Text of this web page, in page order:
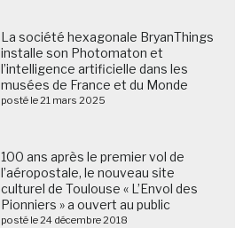
La société hexagonale BryanThings
installe son Photomaton et
l’intelligence artificielle dans les
musées de France et du Monde
posté le 21 mars 2025
100 ans après le premier vol de
l’aéropostale, le nouveau site
culturel de Toulouse « L’Envol des
Pionniers » a ouvert au public
posté le 24 décembre 2018